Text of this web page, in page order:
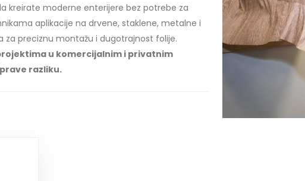
kreirate moderne enterijere bez potrebe za
aplikacije na drvene, staklene, metalne i
za preciznu montažu i dugotrajnost folije.
u komercijalnim i privatnim
razliku.